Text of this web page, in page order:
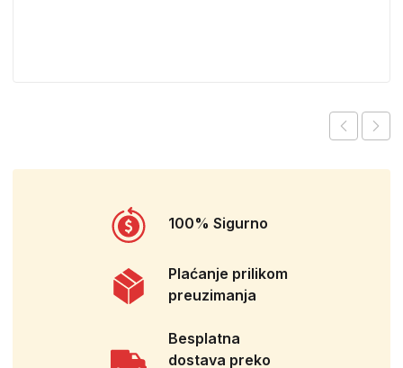
100% Sigurno
Plaćanje prilikom
preuzimanja
Besplatna
dostava preko